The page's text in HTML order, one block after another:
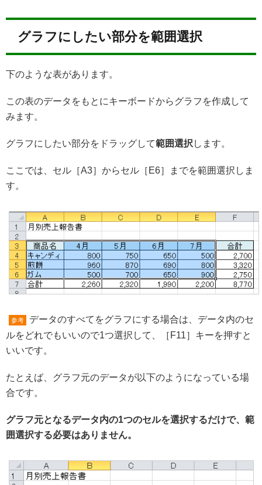
グラフにしたい部分を範囲選択
下のような表があります。
この表のデータをもとにキーボードからグラフを作成して
みます。
グラフにしたい部分をドラッグして範囲選択 します。
ここでは、セル［A3］からセル［E6］までを範囲選択しま
す。
参考
データのすべてをグラフにする場合は、データ内のセ
ルをどれでもいいので1つ選択して、［F11］キーを押すと
いいです。
たとえば、グラフ元のデータが以下のようになっている場
合です。
グラフ元となるデータ内の1つのセルを選択するだけで、範
囲選択する必要はありません。